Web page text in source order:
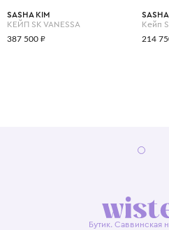
SASHA KIM
КЕЙП SK VANESSA
387 500 ₽
Кейп
214
Бутик. Саввинская